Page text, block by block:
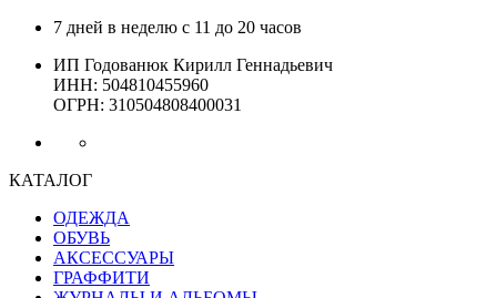
7 дней в неделю с 11 до 20 часов
ИП Годованюк Кирилл Геннадьевич
ИНН: 504810455960
ОГРН: 310504808400031
КАТАЛОГ
ОДЕЖДА
ОБУВЬ
АКСЕССУАРЫ
ГРАФФИТИ